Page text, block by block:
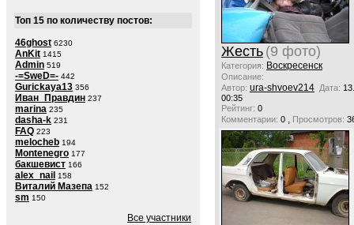
Топ 15 по количеству постов:
46ghost 6230
AnKit 1415
Admin 519
-=SweD=- 442
Gurickaya13 356
Иван_Правдин 237
marina 235
dasha-k 231
FAQ 223
melocheb 194
Montenegro 177
бакшевист 166
alex_nail 158
Виталий Мазепа 152
sm 150
Все участники
Жесть (9 фото)
Категория: Воскресенск
Описание:
Автор: ura-shvoev214 Дата:
00:35
Рейтинг: 0
Комментарии: 0 , Просмотров: